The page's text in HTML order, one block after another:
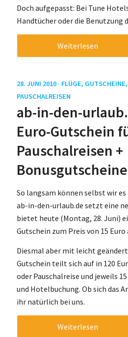
Doch aufgepasst: Bei Tune
Handtücher oder die Benutzung
Weiterlesen
28. JUNI 2010 · FLÜGE, GUTSCHEINE,
PAUSCHALREISEN
ab-in-den-
Euro-Gutschein
Pauschalreisen +
So langsam können selbst wir
ab-in-den-urlaub.de setzt eine
bietet heute (Montag, 28. Juni)
Gutschein zum Preis von 15 Euro
Diesmal aber mit leicht
Gutschein teilt sich auf in 120
oder Pauschalreise und jeweils
und Hotelbuchung. Ob sich das
ihr natürlich bei uns.
Weiterlesen